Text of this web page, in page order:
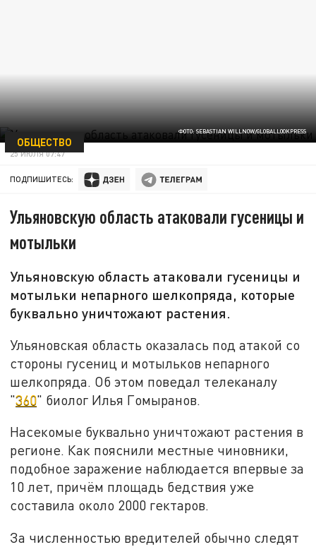
ФОТО: SEBASTIAN WILLNOW/GLOBALLOOKPRESS
ОБЩЕСТВО
25 ИЮЛЯ 07:47
ПОДПИШИТЕСЬ:
Ульяновскую область атаковали гусеницы и
мотыльки
Ульяновскую область атаковали гусеницы и
мотыльки непарного шелкопряда, которые
буквально уничтожают растения.
Ульяновская область оказалась под атакой со
стороны гусениц и мотыльков непарного
шелкопряда. Об этом поведал телеканалу
"360" биолог Илья Гомыранов.
Насекомые буквально уничтожают растения в
регионе. Как пояснили местные чиновники,
подобное заражение наблюдается впервые за
10 лет, причём площадь бедствия уже
составила около 2000 гектаров.
За численностью вредителей обычно следят